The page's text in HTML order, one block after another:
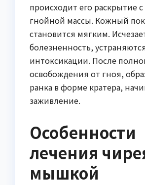
происходит его раскрытие
гнойной массы. Кожный
становится мягким.
болезненность,
интоксикации. После
освобождения от гноя,
ранка в форме кратера,
заживление.
Особенности
лечения
мышкой